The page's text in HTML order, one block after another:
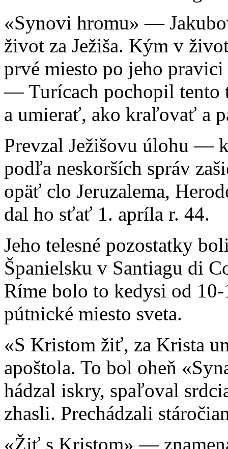
«Synovi hromu» —
život za Ježiša. Kým v
prvé miesto po jeho
— Turícach pochopil tento
a umierať, ako kraľovať a
Prevzal Ježišovu úlohu —
podľa neskorších správ
opäť clo Jeruzalema,
dal ho sťať 1. apríla r. 44.
Jeho telesné pozostatky
Španielsku v Santiagu di
Ríme bolo to kedysi od
pútnické miesto sveta.
«S Kristom žiť, za Krista
apoštola. To bol oheň
hádzal iskry, spaľoval
zhasli. Prechádzali
«Žiť s Kristom» —